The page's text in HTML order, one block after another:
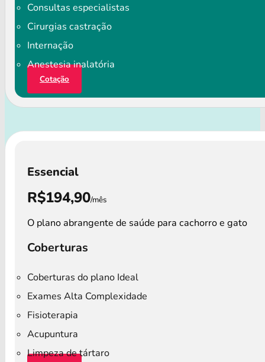
Consultas especialistas
Cirurgias castração
Internação
Anestesia inalatória
Cotação
Essencial
R$194,90/mês
O plano abrangente de saúde para cachorro e gato
Coberturas
Coberturas do plano Ideal
Exames Alta Complexidade
Fisioterapia
Acupuntura
Limpeza de tártaro